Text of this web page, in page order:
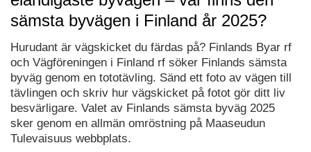
sämsta byvägen i Finland år 2025?
Hurudant är vägskicket du färdas på? Finlands Byar rf
och Vägföreningen i Finland rf söker Finlands sämsta
byväg genom en tototävling. Sänd ett foto av vägen till
tävlingen och skriv hur vägskicket på fotot gör ditt liv
besvärligare. Valet av Finlands sämsta byväg 2025
sker genom en allmän omröstning på Maaseudun
Tulevaisuus webbplats.